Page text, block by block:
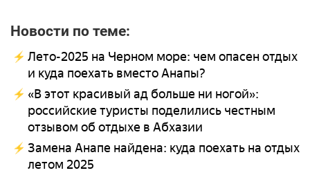
Новости по теме:
Лето-2025 на Черном море: чем опасен отдых
и куда поехать вместо Анапы?
«В этот красивый ад больше ни ногой»:
российские туристы поделились честным
отзывом об отдыхе в Абхазии
Замена Анапе найдена: куда поехать на отдых
летом 2025